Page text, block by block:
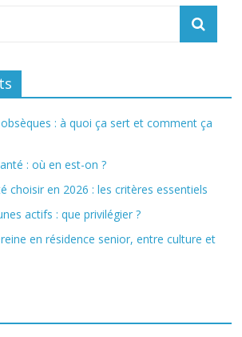
: à quoi ça sert et comment ça
: où en est-on ?
choisir en 2026 : les critères essentiels
actifs : que privilégier ?
en résidence senior, entre culture et